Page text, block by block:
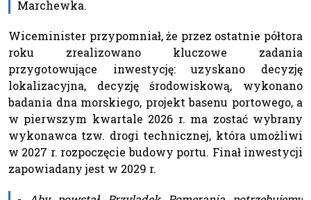
Marchewka.
Wiceminister przypomniał, że przez ostatnie półtora
roku zrealizowano kluczowe zadania
przygotowujące inwestycję: uzyskano decyzję
lokalizacyjna, decyzję środowiskową, wykonano
badania dna morskiego, projekt basenu portowego, a
w pierwszym kwartale 2026 r. ma zostać wybrany
wykonawca tzw. drogi technicznej, która umożliwi
w 2027 r. rozpoczęcie budowy portu. Finał inwestycji
zapowiadany jest w 2029 r.